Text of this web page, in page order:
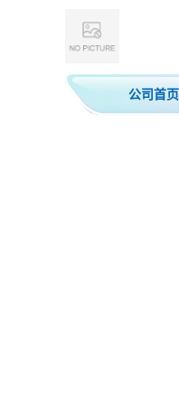
公司首页